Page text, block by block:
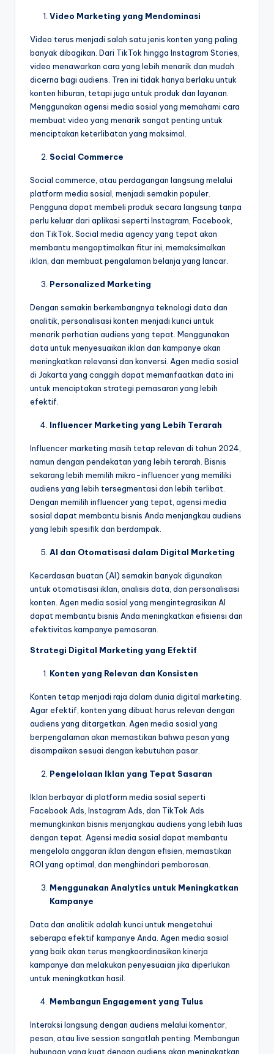
Video Marketing yang Mendominasi
Video terus menjadi salah satu jenis konten yang paling
banyak dibagikan. Dari TikTok hingga Instagram Stories,
video menawarkan cara yang lebih menarik dan mudah
dicerna bagi audiens. Tren ini tidak hanya berlaku untuk
konten hiburan, tetapi juga untuk produk dan layanan.
Menggunakan agensi media sosial yang memahami cara
membuat video yang menarik sangat penting untuk
menciptakan keterlibatan yang maksimal.
Social Commerce
Social commerce, atau perdagangan langsung melalui
platform media sosial, menjadi semakin populer.
Pengguna dapat membeli produk secara langsung tanpa
perlu keluar dari aplikasi seperti Instagram, Facebook,
dan TikTok. Social media agency yang tepat akan
membantu mengoptimalkan fitur ini, memaksimalkan
iklan, dan membuat pengalaman belanja yang lancar.
Personalized Marketing
Dengan semakin berkembangnya teknologi data dan
analitik, personalisasi konten menjadi kunci untuk
menarik perhatian audiens yang tepat. Menggunakan
data untuk menyesuaikan iklan dan kampanye akan
meningkatkan relevansi dan konversi. Agen media sosial
di Jakarta yang canggih dapat memanfaatkan data ini
untuk menciptakan strategi pemasaran yang lebih
efektif.
Influencer Marketing yang Lebih Terarah
Influencer marketing masih tetap relevan di tahun 2024,
namun dengan pendekatan yang lebih terarah. Bisnis
sekarang lebih memilih mikro-influencer yang memiliki
audiens yang lebih tersegmentasi dan lebih terlibat.
Dengan memilih influencer yang tepat, agensi media
sosial dapat membantu bisnis Anda menjangkau audiens
yang lebih spesifik dan berdampak.
AI dan Otomatisasi dalam Digital Marketing
Kecerdasan buatan (AI) semakin banyak digunakan
untuk otomatisasi iklan, analisis data, dan personalisasi
konten. Agen media sosial yang mengintegrasikan AI
dapat membantu bisnis Anda meningkatkan efisiensi dan
efektivitas kampanye pemasaran.
Strategi Digital Marketing yang Efektif
Konten yang Relevan dan Konsisten
Konten tetap menjadi raja dalam dunia digital marketing.
Agar efektif, konten yang dibuat harus relevan dengan
audiens yang ditargetkan. Agen media sosial yang
berpengalaman akan memastikan bahwa pesan yang
disampaikan sesuai dengan kebutuhan pasar.
Pengelolaan Iklan yang Tepat Sasaran
Iklan berbayar di platform media sosial seperti
Facebook Ads, Instagram Ads, dan TikTok Ads
memungkinkan bisnis menjangkau audiens yang lebih luas
dengan tepat. Agensi media sosial dapat membantu
mengelola anggaran iklan dengan efisien, memastikan
ROI yang optimal, dan menghindari pemborosan.
Menggunakan Analytics untuk Meningkatkan
Kampanye
Data dan analitik adalah kunci untuk mengetahui
seberapa efektif kampanye Anda. Agen media sosial
yang baik akan terus mengkoordinasikan kinerja
kampanye dan melakukan penyesuaian jika diperlukan
untuk meningkatkan hasil.
Membangun Engagement yang Tulus
Interaksi langsung dengan audiens melalui komentar,
pesan, atau live session sangatlah penting. Membangun
hubungan yang kuat dengan audiens akan meningkatkan